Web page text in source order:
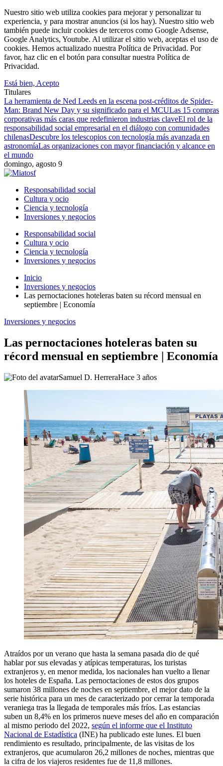
Nuestro sitio web utiliza cookies para mejorar y personalizar tu
experiencia, y para mostrar anuncios (si los hay). Nuestro sitio web
también puede incluir cookies de terceros como Google Adsense,
Google Analytics, Youtube. Al utilizar el sitio web, aceptas el uso de
cookies. Hemos actualizado nuestra Política de Privacidad. Por
favor, haz clic en el botón para consultar nuestra Política de
Privacidad.
Está bien, Acepto
Titulares
La herramienta de Ned Leeds en la escena post-créditos de Spider-
Man: Brand New Day y su significado para el MCULas 15 compras
corporativas más caras que redefinieron industrias claveEl rol de la
responsabilidad social empresarial en el diálogo con comunidades
chilenasDescubre los telescopios con tecnología más avanzada en
astronomíaLas organizaciones con mayor financiación y alcance en
el mundo
domingo, agosto 9
Responsabilidad social
Cultura y ocio
Ciencia y tecnología
Inversiones y negocios
Responsabilidad social
Cultura y ocio
Ciencia y tecnología
Inversiones y negocios
Inicio
Inversiones y negocios
Las pernoctaciones hoteleras baten su récord mensual en
septiembre | Economía
Inversiones y negocios
Las pernoctaciones hoteleras baten su
récord mensual en septiembre | Economía
Samuel D. HerreraHace 3 años
Atraídos por un verano que hasta la semana pasada dio de qué
hablar por sus elevadas y atípicas temperaturas, los turistas
extranjeros y, en menor medida, los nacionales han vuelto a llenar
los hoteles de España. Las pernoctaciones de estos dos grupos
sumaron 38 millones de noches en septiembre, el mejor dato de la
serie histórica para un mes de caracterizado por cerrar la temporada
veraniega tras la llegada de temporales más fríos. Las estancias
suben un 8,4% en los primeros nueve meses del año en comparación
al mismo periodo del 2022, según el informe que el Instituto
Nacional de Estadística (INE) ha publicado este lunes. El buen
rendimiento es resultado, principalmente, de las visitas de los
extranjeros, que acumularon 26,2 millones de noches, mientras que
la cifra de los viajeros residentes fue de 11,8 millones.